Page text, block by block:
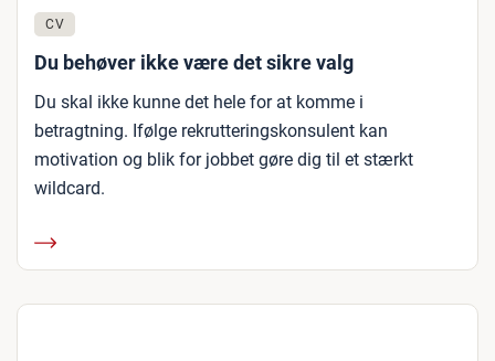
CV
Du behøver ikke være det sikre valg
Du skal ikke kunne det hele for at komme i
betragtning. Ifølge rekrutteringskonsulent kan
motivation og blik for jobbet gøre dig til et stærkt
wildcard.